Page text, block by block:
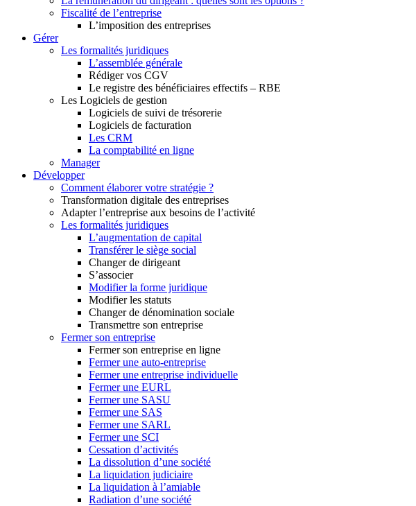
Fiscalité de l’entreprise
L’imposition des entreprises
Gérer
Les formalités juridiques
L’assemblée générale
Rédiger vos CGV
Le registre des bénéficiaires effectifs – RBE
Les Logiciels de gestion
Logiciels de suivi de trésorerie
Logiciels de facturation
Les CRM
La comptabilité en ligne
Manager
Développer
Comment élaborer votre stratégie ?
Transformation digitale des entreprises
Adapter l’entreprise aux besoins de l’activité
Les formalités juridiques
L’augmentation de capital
Transférer le siège social
Changer de dirigeant
S’associer
Modifier la forme juridique
Modifier les statuts
Changer de dénomination sociale
Transmettre son entreprise
Fermer son entreprise
Fermer son entreprise en ligne
Fermer une auto-entreprise
Fermer une entreprise individuelle
Fermer une EURL
Fermer une SASU
Fermer une SAS
Fermer une SARL
Fermer une SCI
Cessation d’activités
La dissolution d’une société
La liquidation judiciaire
La liquidation à l’amiable
Radiation d’une société